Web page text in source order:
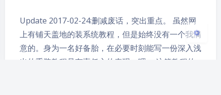
Update 2017-02-24:删减废话，突出重点。 虽然网
上有铺天盖地的装系统教程，但是始终没有一个我满
意的。身为一名好备胎，在必要时刻能写一份深入浅
出的重装教程是有责任心的表现，嗯。 这篇教程的